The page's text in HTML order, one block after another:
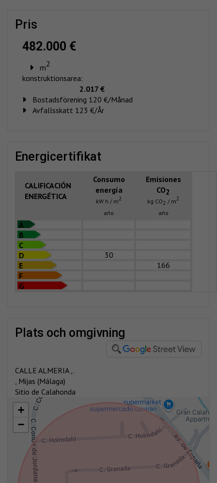
pris
482.000 €
m2
konstruktionsarea:
2.017 €
Bostadsförening 120 €/Månad
Avfallsskatt 123 €/År
energicertifikat
CALIFICACIÓN
ENERGÉTICA
Consumo
energía
kW h / m2
año
Emisiones
CO2
kg CO2 / m2
año
A
B
C
D
30
E
166
F
G
plats och omgivning
CALLE ALMERIA ,.
, Mijas (Málaga)
Sitio de Calahonda
+
−